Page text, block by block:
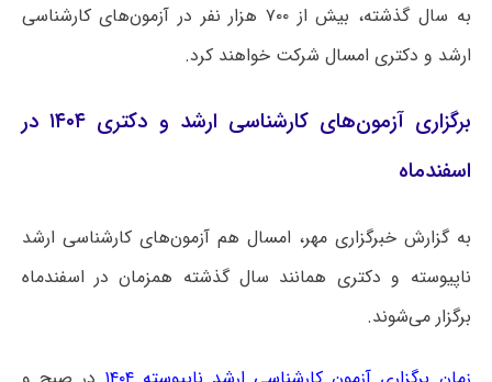
به سال گذشته، بیش از ۷۰۰ هزار نفر در آزمون‌های کارشناسی
ارشد و دکتری امسال شرکت خواهند کرد.
برگزاری آزمون‌های کارشناسی ارشد و دکتری ۱۴۰۴ در
اسفندماه
به گزارش خبرگزاری مهر، امسال هم آزمون‌های کارشناسی ارشد
ناپیوسته و دکتری همانند سال گذشته همزمان در اسفندماه
برگزار می‌شوند.